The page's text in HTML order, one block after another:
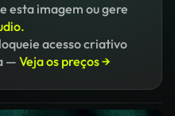
esta imagem ou gere
acesso criativo
— Veja os preços →